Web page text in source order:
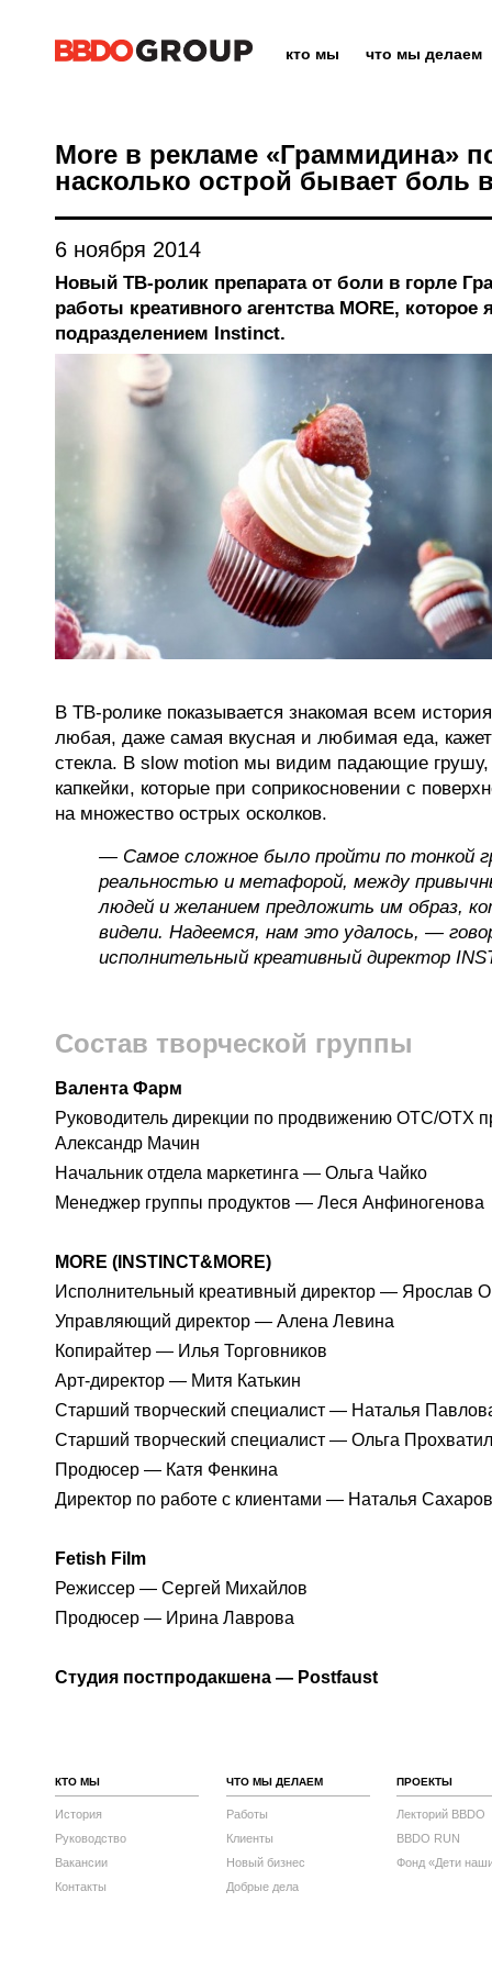
кто мы что мы делаем
More в рекламе «Граммидина»
насколько острой бывает боль
6 ноября 2014
Новый ТВ-ролик препарата от боли в горле
работы креативного агентства MORE,
подразделением Instinct.
В ТВ-ролике показывается знакомая всем
любая, даже самая вкусная и любимая еда,
стекла. В slow motion мы видим падающие грушу,
капкейки, которые при соприкосновении с
на множество острых осколков.
— Самое сложное было пройти по тонкой
реальностью и метафорой, между
людей и желанием предложить им образ,
видели. Надеемся, нам это удалось, —
исполнительный креативный директор
Состав творческой группы
Валента Фарм
Руководитель дирекции по продвижению ОТС/ОТХ
Александр Мачин
Начальник отдела маркетинга — Ольга Чайко
Менеджер группы продуктов — Леся Анфиногенова
MORE (INSTINCT&MORE)
Исполнительный креативный директор — Ярослав
Управляющий директор — Алена Левина
Копирайтер — Илья Торговников
Арт-директор — Митя Катькин
Старший творческий специалист — Наталья
Старший творческий специалист — Ольга
Продюсер — Катя Фенкина
Директор по работе с клиентами — Наталья
Fetish Film
Режиссер — Сергей Михайлов
Продюсер — Ирина Лаврова
Студия постпродакшена — Postfaust
КТО МЫ
История
Руководство
Вакансии
Контакты
ЧТО МЫ ДЕЛАЕМ
Работы
Клиенты
Новый бизнес
Добрые дела
ПРОЕКТЫ
Лекторий BBDO
BBDO RUN
Фонд «Дети